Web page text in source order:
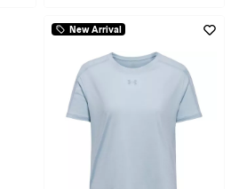
New Arrival